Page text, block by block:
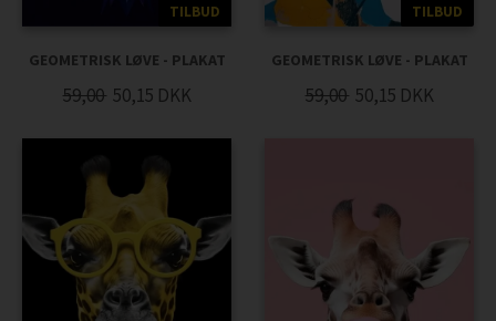
TILBUD
GEOMETRISK LØVE - PLAKAT
59,00 50,15 DKK
TILBUD
GEOMETRISK LØVE - PLAKAT
59,00 50,15 DKK